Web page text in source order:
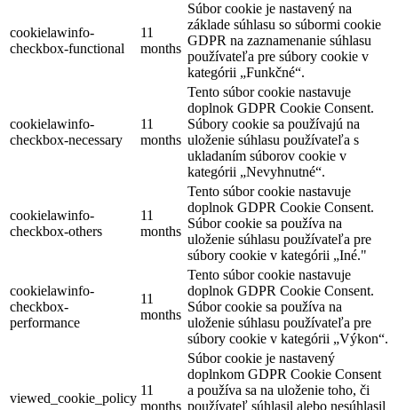
cookielawinfo-
checkbox-functional
11
months
Súbor cookie je nastavený na
základe súhlasu so súbormi cookie
GDPR na zaznamenanie súhlasu
používateľa pre súbory cookie v
kategórii „Funkčné“.
cookielawinfo-
checkbox-necessary
11
months
Tento súbor cookie nastavuje
doplnok GDPR Cookie Consent.
Súbory cookie sa používajú na
uloženie súhlasu používateľa s
ukladaním súborov cookie v
kategórii „Nevyhnutné“.
cookielawinfo-
checkbox-others
11
months
Tento súbor cookie nastavuje
doplnok GDPR Cookie Consent.
Súbor cookie sa používa na
uloženie súhlasu používateľa pre
súbory cookie v kategórii „Iné."
cookielawinfo-
checkbox-
performance
11
months
Tento súbor cookie nastavuje
doplnok GDPR Cookie Consent.
Súbor cookie sa používa na
uloženie súhlasu používateľa pre
súbory cookie v kategórii „Výkon“.
viewed_cookie_policy
11
months
Súbor cookie je nastavený
doplnkom GDPR Cookie Consent
a používa sa na uloženie toho, či
používateľ súhlasil alebo nesúhlasil